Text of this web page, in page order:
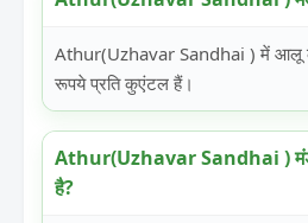
Athur(Uzhavar Sandhai ) में आलू
रूपये प्रति कुएंटल हैं।
Athur(Uzhavar Sandhai ) मंडी
है?